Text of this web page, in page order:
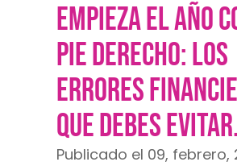
EMPIEZA EL AÑO
PIE DERECHO: LOS
ERRORES
QUE DEBES EVITAR.
Publicado el 09, febrero,